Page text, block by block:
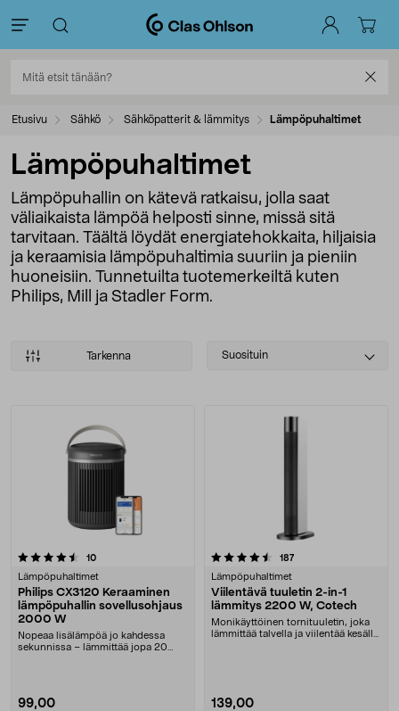
Etusivu Sähkö Sähköpatterit & lämmitys Lämpöpuhaltimet
Lämpöpuhaltimet
Lämpöpuhallin on kätevä ratkaisu, jolla saat
väliaikaista lämpöä helposti sinne, missä sitä
tarvitaan. Täältä löydät energiatehokkaita, hiljaisia
ja keraamisia lämpöpuhaltimia suuriin ja pieniin
huoneisiin. Tunnetuilta tuotemerkeiltä kuten
Philips, Mill ja Stadler Form.
Tarkenna
Select
Suosituin
Tuotteet
10arvostelut
Lämpöpuhaltimet
Philips CX3120 Keraaminen
lämpöpuhallin sovellusohjaus
2000 W
Nopeaa lisälämpöä jo kahdessa
sekunnissa – lämmittää jopa 20
99,00
4.5 viidestä tähdestä 187arvostelut
Lämpöpuhaltimet
Viilentävä tuuletin 2-in-1
lämmitys 2200 W, Cotech
Monikäyttöinen tornituuletin, joka
lämmittää talvella ja viilentää kesällä.
139,00